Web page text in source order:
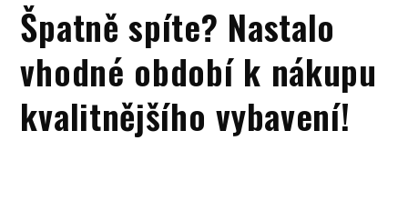
Špatně spíte? Nastalo
vhodné období k nákupu
kvalitnějšího vybavení!